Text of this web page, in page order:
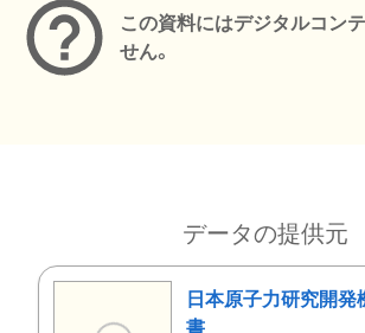
この資料にはデジタルコン
せん。
データの提供元
日本原子力研究開発
書